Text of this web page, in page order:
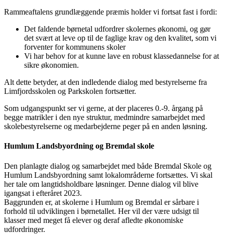
Rammeaftalens grundlæggende præmis holder vi fortsat fast i fordi:
Det faldende børnetal udfordrer skolernes økonomi, og gør
det svært at leve op til de faglige krav og den kvalitet, som vi
forventer for kommunens skoler
Vi har behov for at kunne lave en robust klassedannelse for at
sikre økonomien.
Alt dette betyder, at den indledende dialog med bestyrelserne fra
Limfjordsskolen og Parkskolen fortsætter.
Som udgangspunkt ser vi gerne, at der placeres 0.-9. årgang på
begge matrikler i den nye struktur, medmindre samarbejdet med
skolebestyrelserne og medarbejderne peger på en anden løsning.
Humlum Landsbyordning og Bremdal skole
Den planlagte dialog og samarbejdet med både Bremdal Skole og
Humlum Landsbyordning samt lokalområderne fortsættes. Vi skal
her tale om langtidsholdbare løsninger. Denne dialog vil blive
igangsat i efteråret 2023.
Baggrunden er, at skolerne i Humlum og Bremdal er sårbare i
forhold til udviklingen i børnetallet. Her vil der være udsigt til
klasser med meget få elever og deraf afledte økonomiske
udfordringer.